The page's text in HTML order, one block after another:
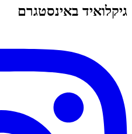
גיקלואיד באינסטגרם